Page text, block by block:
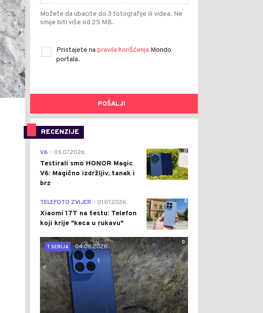
Možete da ubacite do 3 fotografije ili videa. Ne
smije biti više od 25 MB.
Pristajete na pravila korišćenja Mondo
portala.
POŠALJI
RECENZIJE
0
V6 05.07.2026.
Testirali smo HONOR Magic
V6: Magično izdržljiv, tanak i
brz
0
TELEFOTO ZVIJER 01.07.2026.
Xiaomi 17T na testu: Telefon
koji krije "keca u rukavu"
0
T SERIJA
04.06.2026.